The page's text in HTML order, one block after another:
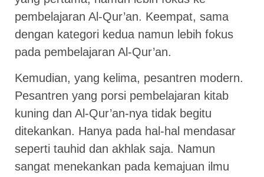
pembelajaran Al-Qur’an. Keempat, sama
dengan kategori kedua namun lebih fokus
pada pembelajaran Al-Qur’an.
Kemudian, yang kelima, pesantren modern.
Pesantren yang porsi pembelajaran kitab
kuning dan Al-Qur’an-nya tidak begitu
ditekankan. Hanya pada hal-hal mendasar
seperti tauhid dan akhlak saja. Namun
sangat menekankan pada kemajuan ilmu